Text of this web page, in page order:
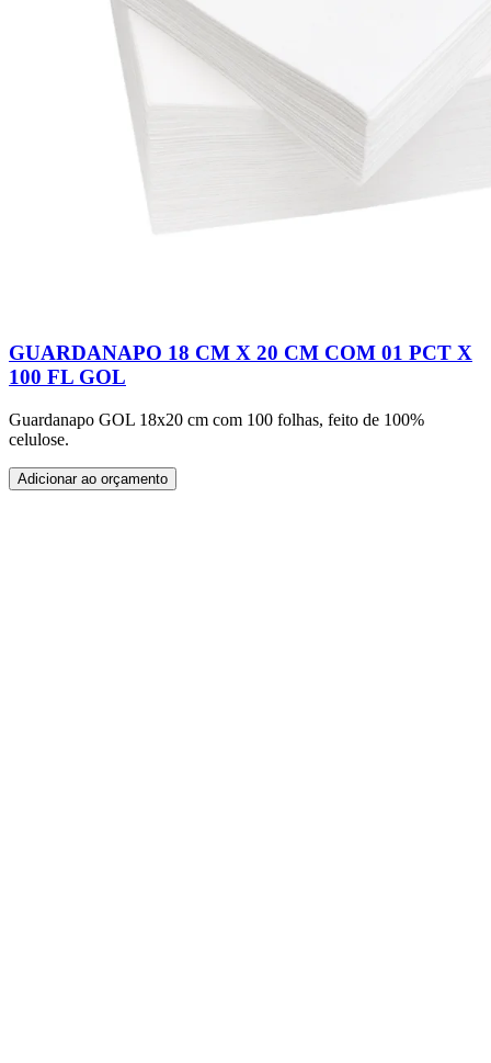
GUARDANAPO 18 CM X 20 CM COM 01 PCT X
100 FL GOL
Guardanapo GOL 18x20 cm com 100 folhas, feito de 100%
celulose.
Adicionar ao orçamento